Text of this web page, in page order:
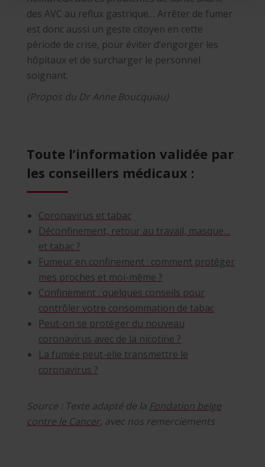
des AVC au reflux gastrique… Arrêter de fumer
est donc aussi un geste citoyen en cette
période de crise, pour éviter d’engorger les
hôpitaux et de surcharger le personnel
soignant.
(Propos du Dr Anne Boucquiau)
Toute l’information validée par
les conseillers médicaux :
Coronavirus et tabac
Déconfinement, retour au travail, masque…
et tabac ?
Fumeur en confinement : comment protéger
mes proches et moi-même ?
Confinement : quelques conseils pour
contrôler votre consommation de tabac
Peut-on se protéger du nouveau
coronavirus avec de la nicotine ?
La fumée peut-elle transmettre le
coronavirus ?
Source : Texte adapté de la Fondation belge
contre le Cancer, avec nos remerciements